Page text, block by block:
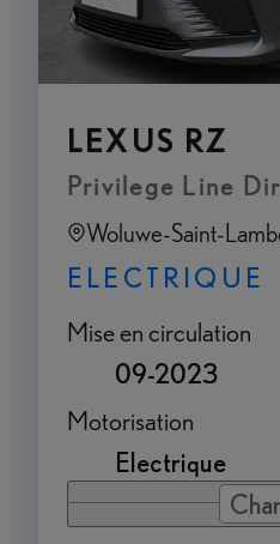
LEXUS RZ
Privilege Line
Woluwe-Saint-
ELECTRIQUE
Mise en circulation
09-2023
Motorisation
Electrique